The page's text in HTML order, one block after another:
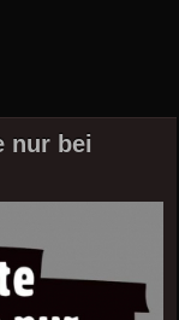
nur bei